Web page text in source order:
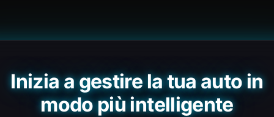
Inizia a gestire la tua auto in
modo più intelligente